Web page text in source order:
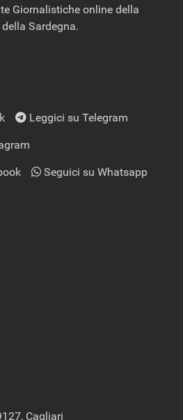
Giornalistiche online della
Sardegna.
Leggici su Telegram
Seguici su Whatsapp
Cagliari